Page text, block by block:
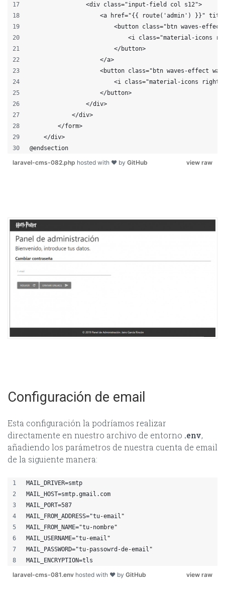
                <div class="input-field col s12">
<a href="{{ route('admin') }}"
<button class="btn waves-
<i class="material-icons
                        </button>
                    </a>
<button class="btn waves-effect
<i class="material-icons
                    </button>
                </div>
            </div>
        </form>
    </div>
@endsection
view raw
laravel-cms-082.php hosted with ❤ by GitHub
Configuración de email
Esta configuración la podríamos realizar
directamente en nuestro archivo de entorno .env,
añadiendo los parámetros de nuestra cuenta de email
de la siguiente manera:
MAIL_DRIVER=smtp
MAIL_HOST=smtp.gmail.com
MAIL_PORT=587
MAIL_FROM_ADDRESS="tu-email"
MAIL_FROM_NAME="tu-nombre"
MAIL_USERNAME="tu-email"
MAIL_PASSWORD="tu-passowrd-de-email"
MAIL_ENCRYPTION=tls
view raw
laravel-cms-081.env hosted with ❤ by GitHub